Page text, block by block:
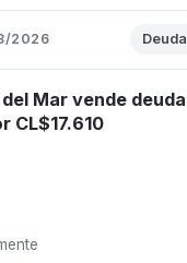
2026 Deuda
Mar vende deuda
CL$17.610